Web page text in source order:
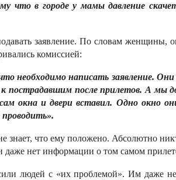
что в городе у мамы давление
заявление. По словам женщины,
комиссией:
необходимо написать заявление.
пострадавшим после прилетов. А мы
окна и двери вставил. Одно окно
знает, что ему положено. Абсолютно
даже нет информации о том самом
людей с «их проблемой». Им даже